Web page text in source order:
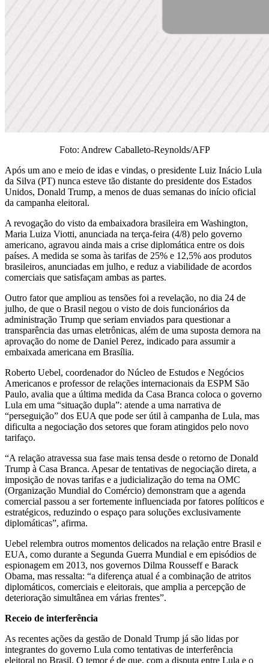
Foto: Andrew Caballeto-Reynolds/AFP
Após um ano e meio de idas e vindas, o presidente Luiz Inácio Lula
da Silva (PT) nunca esteve tão distante do presidente dos Estados
Unidos, Donald Trump, a menos de duas semanas do início oficial
da campanha eleitoral.
A revogação do visto da embaixadora brasileira em Washington,
Maria Luiza Viotti, anunciada na terça-feira (4/8) pelo governo
americano, agravou ainda mais a crise diplomática entre os dois
países. A medida se soma às tarifas de 25% e 12,5% aos produtos
brasileiros, anunciadas em julho, e reduz a viabilidade de acordos
comerciais que satisfaçam ambas as partes.
Outro fator que ampliou as tensões foi a revelação, no dia 24 de
julho, de que o Brasil negou o visto de dois funcionários da
administração Trump que seriam enviados para questionar a
transparência das urnas eletrônicas, além de uma suposta demora na
aprovação do nome de Daniel Perez, indicado para assumir a
embaixada americana em Brasília.
Roberto Uebel, coordenador do Núcleo de Estudos e Negócios
Americanos e professor de relações internacionais da ESPM São
Paulo, avalia que a última medida da Casa Branca coloca o governo
Lula em uma “situação dupla”: atende a uma narrativa de
“perseguição” dos EUA que pode ser útil à campanha de Lula, mas
dificulta a negociação dos setores que foram atingidos pelo novo
tarifaço.
“A relação atravessa sua fase mais tensa desde o retorno de Donald
Trump à Casa Branca. Apesar de tentativas de negociação direta, a
imposição de novas tarifas e a judicialização do tema na OMC
(Organização Mundial do Comércio) demonstram que a agenda
comercial passou a ser fortemente influenciada por fatores políticos e
estratégicos, reduzindo o espaço para soluções exclusivamente
diplomáticas”, afirma.
Uebel relembra outros momentos delicados na relação entre Brasil e
EUA, como durante a Segunda Guerra Mundial e em episódios de
espionagem em 2013, nos governos Dilma Rousseff e Barack
Obama, mas ressalta: “a diferença atual é a combinação de atritos
diplomáticos, comerciais e eleitorais, que amplia a percepção de
deterioração simultânea em várias frentes”.
Receio de interferência
As recentes ações da gestão de Donald Trump já são lidas por
integrantes do governo Lula como tentativas de interferência
eleitoral no Brasil. O temor é de que, com a disputa entre Lula e o